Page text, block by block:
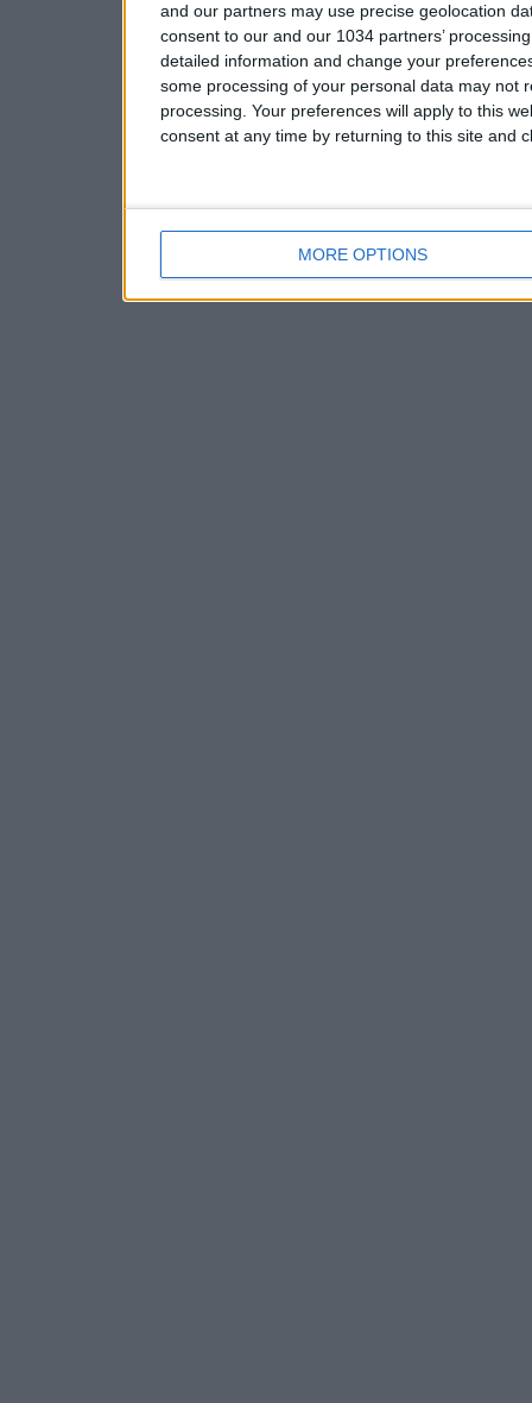
and our partners may use precise geolocation
consent to our and our 1034 partners’
detailed information and change your
some processing of your personal data may not
processing. Your preferences will apply to this
consent at any time by returning to this site and
MORE OPTIONS